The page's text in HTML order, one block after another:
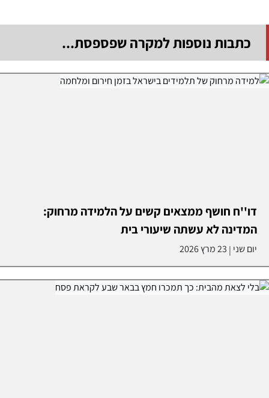
כתבות נוספות למקרה שפספסת...
דו''ח חושף ממצאים קשים על הלמידה מרחוק:
המדינה לא עשתה שיעורי בית
יום שני | 23 מרץ 2026